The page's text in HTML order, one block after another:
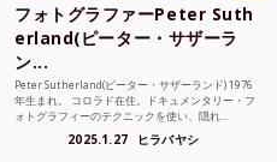
フォトグラファーPeter Suth
erland(ピーター・サザーラ
ン...
Peter Sutherland(ピーター・サザーランド) 1976
年生まれ。 コロラド在住。ドキュメンタリー・フ
ォトグラフィーのテクニックを使い、隠れ...
2025.1.27 ヒラバヤシ